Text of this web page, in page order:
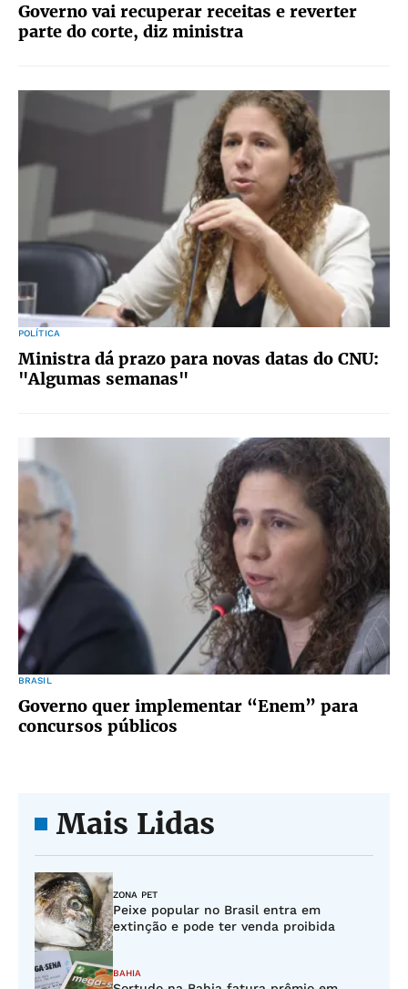
Governo vai recuperar receitas e reverter
parte do corte, diz ministra
POLÍTICA
Ministra dá prazo para novas datas do CNU:
"Algumas semanas"
BRASIL
Governo quer implementar “Enem” para
concursos públicos
Mais Lidas
ZONA PET
Peixe popular no Brasil entra em
extinção e pode ter venda proibida
BAHIA